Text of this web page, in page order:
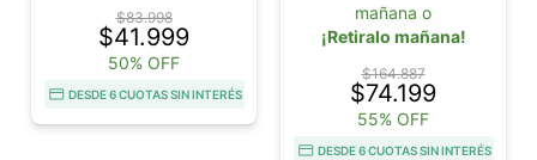
$83.998
$41.999
50% OFF
DESDE 6 CUOTAS SIN INTERÉS
mañana o
¡Retiralo mañana!
$164.887
$74.199
55% OFF
DESDE 6 CUOTAS SIN INTERÉS